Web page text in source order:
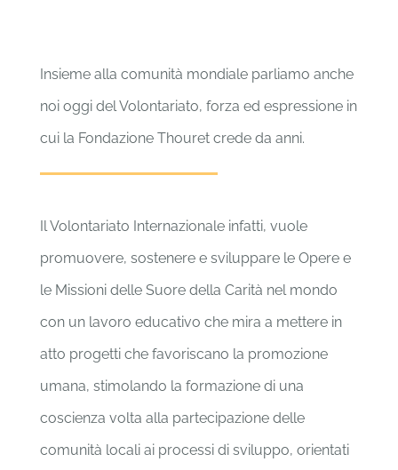
Insieme alla comunità mondiale parliamo anche
noi oggi del Volontariato, forza ed espressione in
cui la Fondazione Thouret crede da anni.
Il Volontariato Internazionale infatti, vuole
promuovere, sostenere e sviluppare le Opere e
le Missioni delle Suore della Carità nel mondo
con un lavoro educativo che mira a mettere in
atto progetti che favoriscano la promozione
umana, stimolando la formazione di una
coscienza volta alla partecipazione delle
comunità locali ai processi di sviluppo, orientati